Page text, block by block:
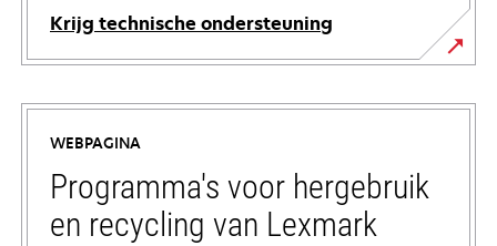
Krijg technische ondersteuning
opens
in
new
tab
WEBPAGINA
Programma's voor hergebruik
en recycling van Lexmark